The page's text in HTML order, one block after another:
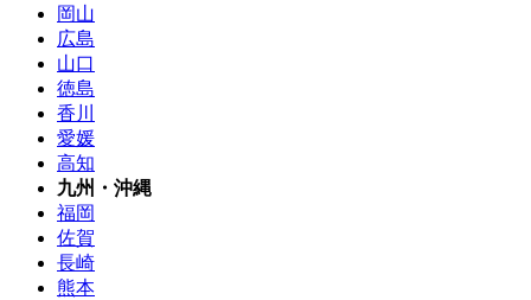
岡山
広島
山口
徳島
香川
愛媛
高知
九州・沖縄
福岡
佐賀
長崎
熊本